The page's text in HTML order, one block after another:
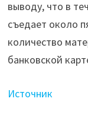
пластика"
выводу, что в
съедает около
количество
банковской
Источник